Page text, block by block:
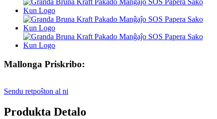
Mallonga Priskribo:
Sendu retpoŝton al ni
Produkta Detalo